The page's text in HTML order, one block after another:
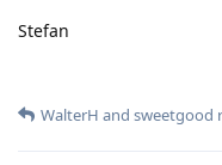
Stefan
WalterH and sweetgood